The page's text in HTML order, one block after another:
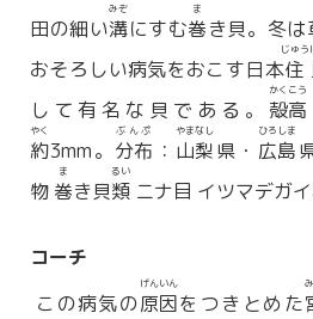
田の細い溝
みぞ
にすむ巻
ま
き貝。冬
おそろしい病気をおこす日本
じゅう
して有名な貝である。 殻高
かくこう
約
やく
3mm。 分布
ぶんぷ
： 山梨
やまなし
県・ 広島
ひろしま
物 巻
ま
き貝類
るい
ニナ目 イツマデガイ
コーチ
この病気の原因
げんいん
をつきとめた